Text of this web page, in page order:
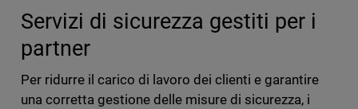
Servizi di sicurezza gestiti per i
partner
Per ridurre il carico di lavoro dei clienti e garantire
una corretta gestione delle misure di sicurezza, i